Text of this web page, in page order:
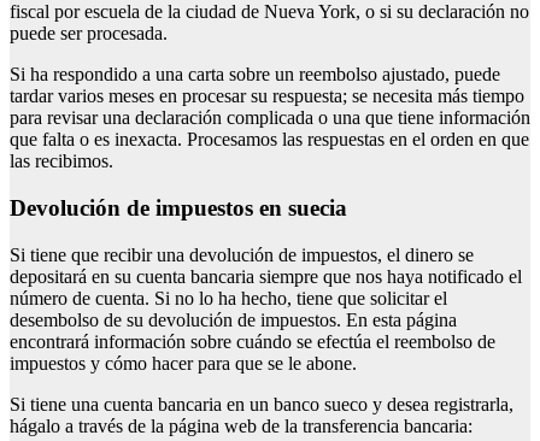
fiscal por escuela de la ciudad de Nueva York, o si su declaración no
puede ser procesada.
Si ha respondido a una carta sobre un reembolso ajustado, puede
tardar varios meses en procesar su respuesta; se necesita más tiempo
para revisar una declaración complicada o una que tiene información
que falta o es inexacta. Procesamos las respuestas en el orden en que
las recibimos.
Devolución de impuestos en suecia
Si tiene que recibir una devolución de impuestos, el dinero se
depositará en su cuenta bancaria siempre que nos haya notificado el
número de cuenta. Si no lo ha hecho, tiene que solicitar el
desembolso de su devolución de impuestos. En esta página
encontrará información sobre cuándo se efectúa el reembolso de
impuestos y cómo hacer para que se le abone.
Si tiene una cuenta bancaria en un banco sueco y desea registrarla,
hágalo a través de la página web de la transferencia bancaria: